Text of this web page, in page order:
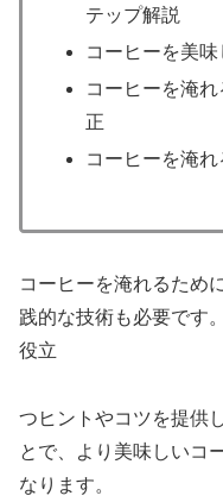
テップ解説
コーヒーを美
コーヒーを淹
正
コーヒーを淹
コーヒーを淹れるため
践的な技術も必要です
役立
つヒントやコツを提供
とで、より美味しいコ
なります。